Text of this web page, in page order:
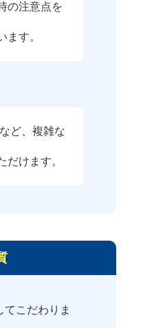
の注意点を
す。
ど、複雑な
けます。
てこだわりま